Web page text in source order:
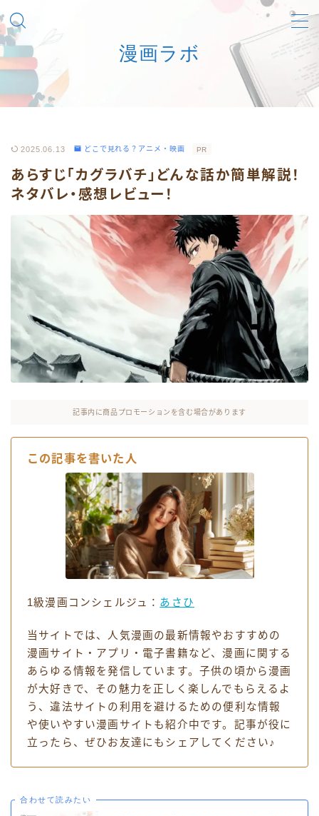
漫画ラボ
MENU
マンガを安心合法に楽しむための一次情報ナビ
お問い合わせフォーム
プライバシーポリシー
筆者あさひのプロフィール詳細
運営者情報
お役立ちリンク集
2025.06.13 どこで見れる？アニメ・映画 PR
あらすじ「カグラバチ」どんな話か簡単解説！
ネタバレ・感想レビュー！
記事内に商品プロモーションを含む場合があります
この記事を書いた人
1級漫画コンシェルジュ： あさひ
当サイトでは、人気漫画の最新情報やおすすめの
漫画サイト・アプリ・電子書籍など、漫画に関する
あらゆる情報を発信しています。子供の頃から漫画
が大好きで、その魅力を正しく楽しんでもらえるよ
う、違法サイトの利用を避けるための便利な情報
や使いやすい漫画サイトも紹介中です。記事が役に
立ったら、ぜひお友達にもシェアしてください♪
合わせて読みたい